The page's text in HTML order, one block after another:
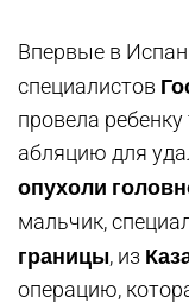
Впервые в
специалистов
провела
абляцию для
опухоли
мальчик,
границы, из
операцию,